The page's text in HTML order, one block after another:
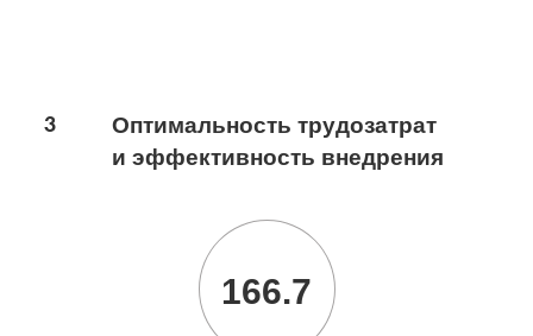
3
Оптимальность трудозатрат
и эффективность внедрения
166.7